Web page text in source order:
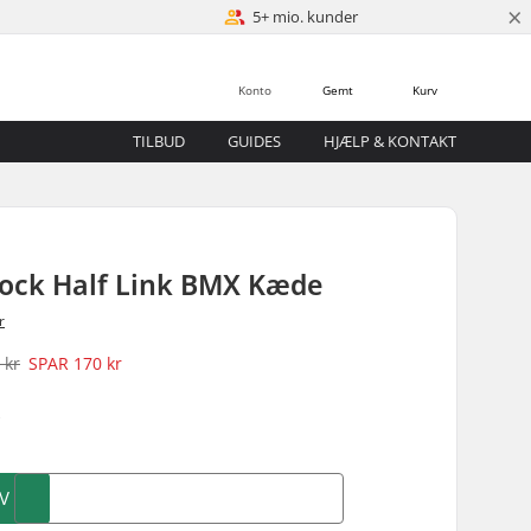
5+ mio. kunder ×
Kurv
Gemt
Konto
TILBUD GUIDES HJÆLP & KONTAKT
Half Link BMX Kæde
kr SPAR 170 kr